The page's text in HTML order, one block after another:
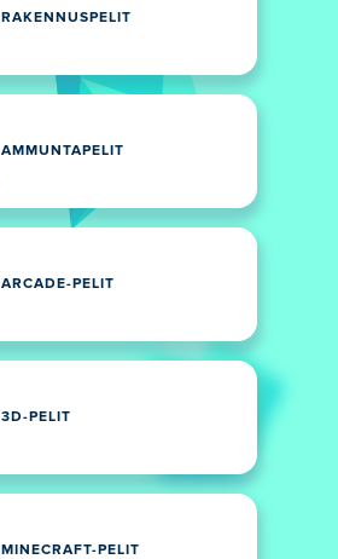
RAKENNUSPELIT
AMMUNTAPELIT
ARCADE-PELIT
3D-PELIT
MINECRAFT-PELIT